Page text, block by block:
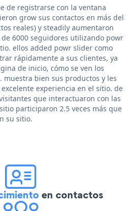
de registrarse con la ventana
grow sus contactos en más del
reales) y steadily aumentaron
6000 seguidores utilizando powr
ellos added powr slider como
rápidamente a sus clientes, ya
de inicio, cómo se ven los
muestra bien sus productos y les
experiencia en el sitio. de
que interactuaron con las
participaron 2.5 veces más que
su sitio.
en contactos